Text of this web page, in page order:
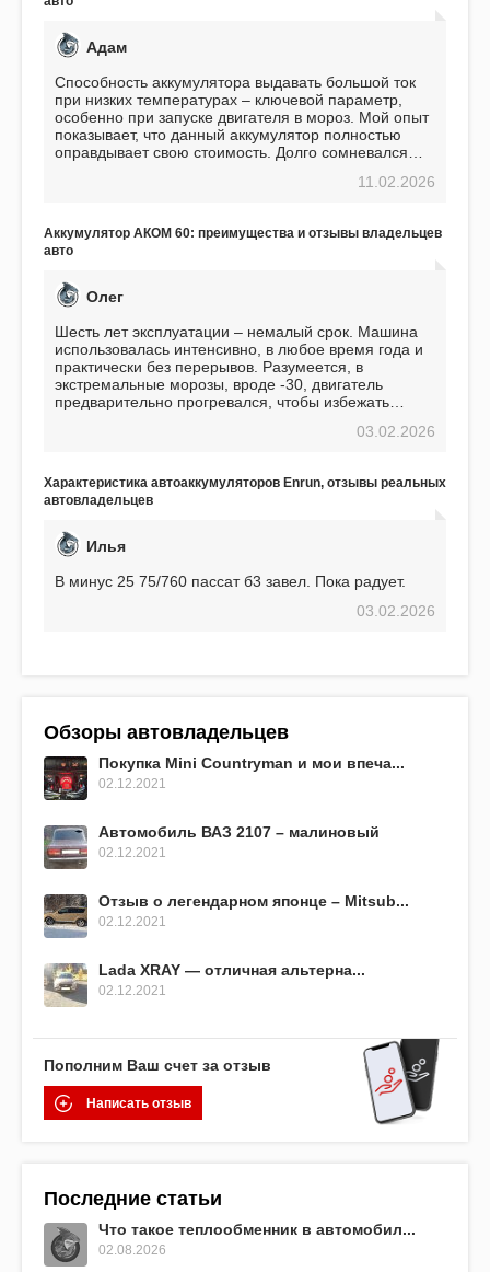
Адам
Способность аккумулятора выдавать большой ток
при низких температурах – ключевой параметр,
особенно при запуске двигателя в мороз. Мой опыт
показывает, что данный аккумулятор полностью
оправдывает свою стоимость. Долго сомневался
пожалел. Считаю, что это отличное вложение,11.02.2026
Аккумулятор АКОМ 60: преимущества и отзывы владельцев
авто
Олег
Шесть лет эксплуатации – немалый срок. Машина
использовалась интенсивно, в любое время года и
практически без перерывов. Разумеется, в
экстремальные морозы, вроде -30, двигатель
предварительно прогревался, чтобы избежать
использования не было ни единой поломки,
EFB 75. Судя по характеристикам, он даже
превосходит предыдущую модель.
03.02.2026
Характеристика автоаккумуляторов Enrun, отзывы реальных
автовладельцев
Илья
В минус 25 75/760 пассат б3 завел. Пока радует.
03.02.2026
Обзоры автовладельцев
Покупка Mini Countryman и мои впеча...
02.12.2021
Автомобиль ВАЗ 2107 – малиновый
02.12.2021
Отзыв о легендарном японце – Mitsub...
02.12.2021
Lada XRAY — отличная альтерна...
02.12.2021
Пополним Ваш счет за отзыв
Написать отзыв
Последние статьи
Что такое теплообменник в автомобил...
02.08.2026